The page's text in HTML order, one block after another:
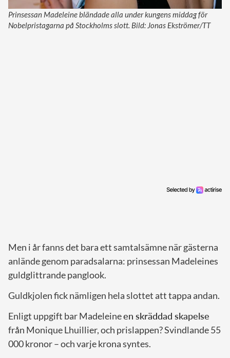
Prinsessan Madeleine bländade alla under kungens middag för
Nobelpristagarna på Stockholms slott. Bild: Jonas Ekströmer/TT
Men i år fanns det bara ett samtalsämne när gästerna
anlände genom paradsalarna: prinsessan Madeleines
guldglittrande panglook.
Guldkjolen fick nämligen hela slottet att tappa andan.
Enligt uppgift bar Madeleineen skräddad skapelse
från Monique Lhuillier, och prislappen? Svindlande 55
000 kronor – och varje krona syntes.